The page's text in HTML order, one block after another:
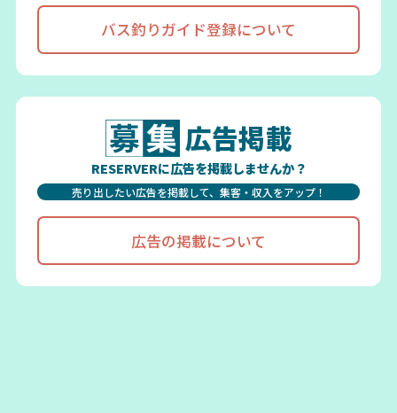
バス釣りガイド登録について
広告掲載
RESERVERに広告を掲載しませんか？
売り出したい広告を掲載して、集客・収入をアップ！
広告の掲載について